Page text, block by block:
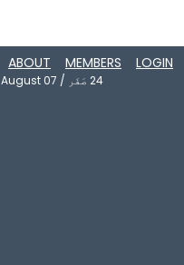
LOGIN
MEMBERS
ABOUT
24 صَفَر /
August 07